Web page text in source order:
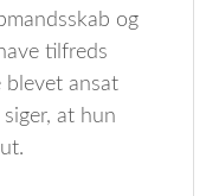
og
tilfreds
blevet ansat
at hun